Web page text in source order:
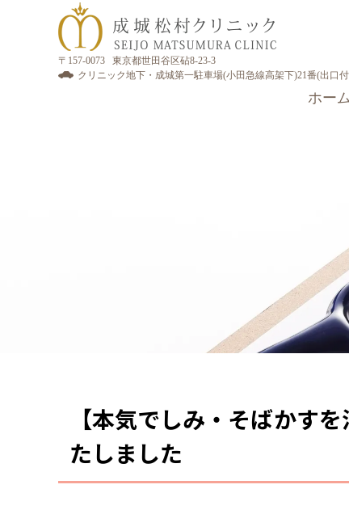
〒157-0073 東京都世田谷区砧8-23-3
クリニック地下・成城第一駐車場(小田急線高架下)21番(出口
ホーム
【本気でしみ・そばかす
たしました